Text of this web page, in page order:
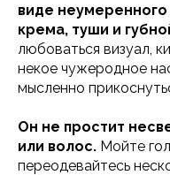
виде неумеренного
крема, туши и
любоваться визуал,
некое чужеродное
мысленно
Он не простит
или волос. Мойте
переодевайтесь